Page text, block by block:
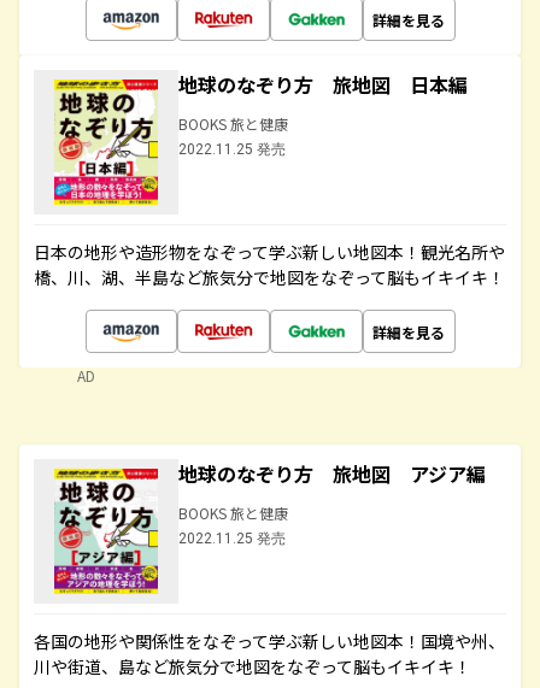
詳細を見る
地球のなぞり方 旅地図 日本編
BOOKS 旅と健康
2022.11.25 発売
日本の地形や造形物をなぞって学ぶ新しい地図本！観光名所や
橋、川、湖、半島など旅気分で地図をなぞって脳もイキイキ！
詳細を見る
AD
地球のなぞり方 旅地図 アジア編
BOOKS 旅と健康
2022.11.25 発売
各国の地形や関係性をなぞって学ぶ新しい地図本！国境や州、
川や街道、島など旅気分で地図をなぞって脳もイキイキ！